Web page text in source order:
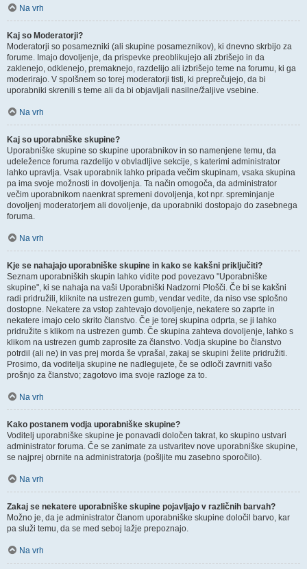
Na vrh
Kaj so Moderatorji?
Moderatorji so posamezniki (ali skupine posameznikov), ki dnevno skrbijo za
forume. Imajo dovoljenje, da prispevke preoblikujejo ali zbrišejo in da
zaklenejo, odklenejo, premaknejo, razdelijo ali izbrišejo teme na forumu, ki ga
moderirajo. V spolšnem so torej moderatorji tisti, ki preprečujejo, da bi
uporabniki skrenili s teme ali da bi objavljali nasilne/žaljive vsebine.
Na vrh
Kaj so uporabniške skupine?
Uporabniške skupine so skupine uporabnikov in so namenjene temu, da
udeležence foruma razdelijo v obvladljive sekcije, s katerimi administrator
lahko upravlja. Vsak uporabnik lahko pripada večim skupinam, vsaka skupina
pa ima svoje možnosti in dovoljenja. Ta način omogoča, da administrator
večim uporabnikom naenkrat spremeni dovoljenja, kot npr. spreminjanje
dovoljenj moderatorjem ali dovoljenje, da uporabniki dostopajo do zasebnega
foruma.
Na vrh
Kje se nahajajo uporabniške skupine in kako se kakšni priključiti?
Seznam uporabniških skupin lahko vidite pod povezavo "Uporabniške
skupine", ki se nahaja na vaši Uporabniški Nadzorni Plošči. Če bi se kakšni
radi pridružili, kliknite na ustrezen gumb, vendar vedite, da niso vse splošno
dostopne. Nekatere za vstop zahtevajo dovoljenje, nekatere so zaprte in
nekatere imajo celo skrito članstvo. Če je torej skupina odprta, se ji lahko
pridružite s klikom na ustrezen gumb. Če skupina zahteva dovoljenje, lahko s
klikom na ustrezen gumb zaprosite za članstvo. Vodja skupine bo članstvo
potrdil (ali ne) in vas prej morda še vprašal, zakaj se skupini želite pridružiti.
Prosimo, da voditelja skupine ne nadlegujete, če se odloči zavrniti vašo
prošnjo za članstvo; zagotovo ima svoje razloge za to.
Na vrh
Kako postanem vodja uporabniške skupine?
Voditelj uporabniške skupine je ponavadi določen takrat, ko skupino ustvari
administrator foruma. Če se zanimate za ustvaritev nove uporabniške skupine,
se najprej obrnite na administratorja (pošljite mu zasebno sporočilo).
Na vrh
Zakaj se nekatere uporabniške skupine pojavljajo v različnih barvah?
Možno je, da je administrator članom uporabniške skupine določil barvo, kar
pa služi temu, da se med seboj lažje prepoznajo.
Na vrh